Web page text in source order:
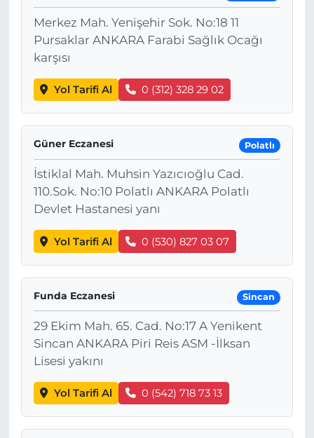
Merkez Mah. Yenişehir Sok. No:18 11
Pursaklar ANKARA Farabi Sağlık Ocağı
karşısı
Yol Tarifi Al 0 (312) 328 29 02
Güner Eczanesi Polatlı
İstiklal Mah. Muhsin Yazıcıoğlu Cad.
110.Sok. No:10 Polatlı ANKARA Polatlı
Devlet Hastanesi yanı
Yol Tarifi Al 0 (530) 827 03 07
Funda Eczanesi Sincan
29 Ekim Mah. 65. Cad. No:17 A Yenikent
Sincan ANKARA Piri Reis ASM -İlksan
Lisesi yakını
Yol Tarifi Al 0 (542) 718 73 13